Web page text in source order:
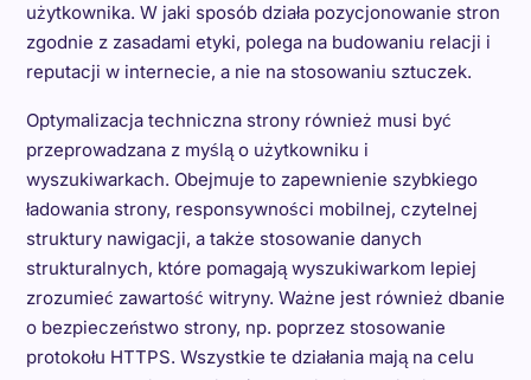
użytkownika. W jaki sposób działa pozycjonowanie stron
zgodnie z zasadami etyki, polega na budowaniu relacji i
reputacji w internecie, a nie na stosowaniu sztuczek.
Optymalizacja techniczna strony również musi być
przeprowadzana z myślą o użytkowniku i
wyszukiwarkach. Obejmuje to zapewnienie szybkiego
ładowania strony, responsywności mobilnej, czytelnej
struktury nawigacji, a także stosowanie danych
strukturalnych, które pomagają wyszukiwarkom lepiej
zrozumieć zawartość witryny. Ważne jest również dbanie
o bezpieczeństwo strony, np. poprzez stosowanie
protokołu HTTPS. Wszystkie te działania mają na celu